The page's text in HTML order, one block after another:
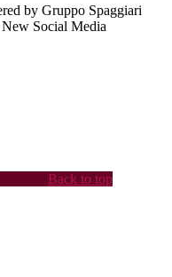
by Gruppo Spaggiari
Social Media
Back to top